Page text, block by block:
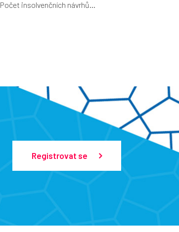
Počet insolvenčních návrhů...
Registrovat se